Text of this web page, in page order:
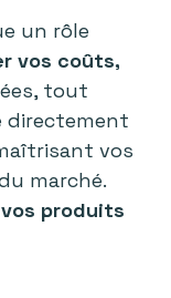
un rôle
vos coûts,
tout
directement
vos
marché.
produits